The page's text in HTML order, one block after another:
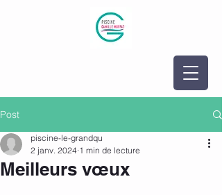
Post
Meilleurs vœux
piscine-le-grandqu
2 janv. 2024 1 min de lecture